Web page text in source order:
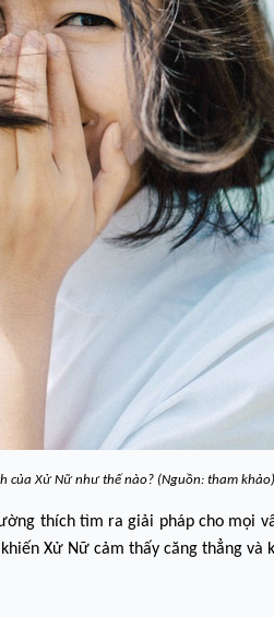
của Xử Nữ như thế nào? (Nguồn: tham khảo)
thích tìm ra giải pháp cho mọi
Xử Nữ cảm thấy căng thẳng